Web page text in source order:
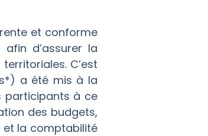
et conforme
d’assurer la
C’est
a été mis à la
participants à ce
des budgets,
et la comptabilité